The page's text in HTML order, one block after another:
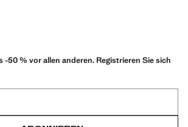
-50 % vor allen anderen. Registrieren Sie sich